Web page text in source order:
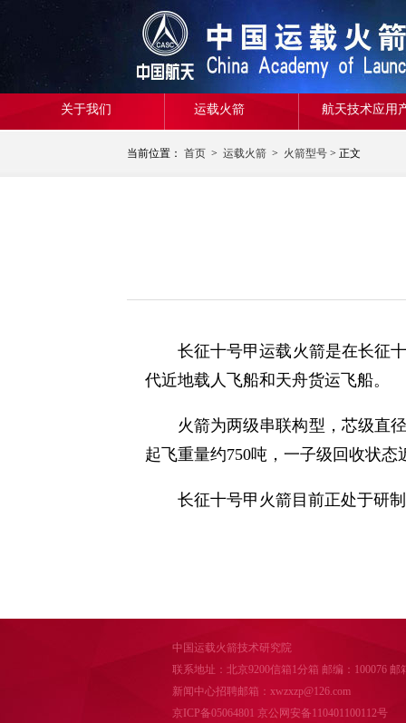
关于我们 运载火箭 航天技术应用
当前位置： 首页 > 运载火箭 > 火箭型号 > 正文
长征十号甲运载火箭是在长征
代近地载人飞船和天舟货运飞船。
火箭为两级串联构型，芯级直
起飞重量约750吨，一子级回收状
长征十号甲火箭目前正处于研
中国运载火箭技术研究院
联系地址：北京9200信箱1分箱 邮编：100076 邮
新闻中心招聘邮箱：xwzxzp@126.com
京ICP备05064801 京公网安备110401100112号